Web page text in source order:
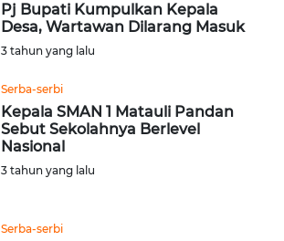
Pj Bupati Kumpulkan Kepala
Desa, Wartawan Dilarang Masuk
3 tahun yang lalu
Serba-serbi
Kepala SMAN 1 Matauli Pandan
Sebut Sekolahnya Berlevel
Nasional
3 tahun yang lalu
Serba-serbi